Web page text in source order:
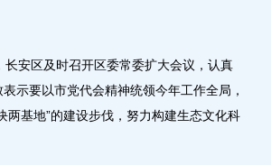
安区及时召开区委常委扩大会议，认真
示要以市党代会精神统领今年工作全局，
两基地”的建设步伐，努力构建生态文化科